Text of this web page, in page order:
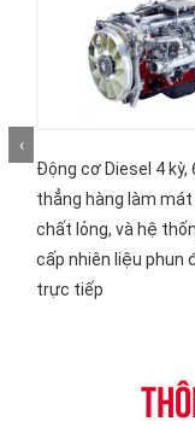
Động cơ Diesel 4 kỳ,
thẳng hàng làm mát
chất lỏng, và hệ
cấp nhiên liệu phun
trực tiếp
‹